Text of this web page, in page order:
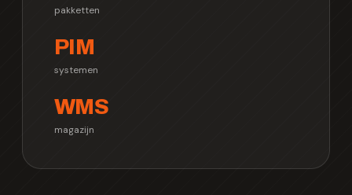
pakketten
PIM
systemen
WMS
magazijn